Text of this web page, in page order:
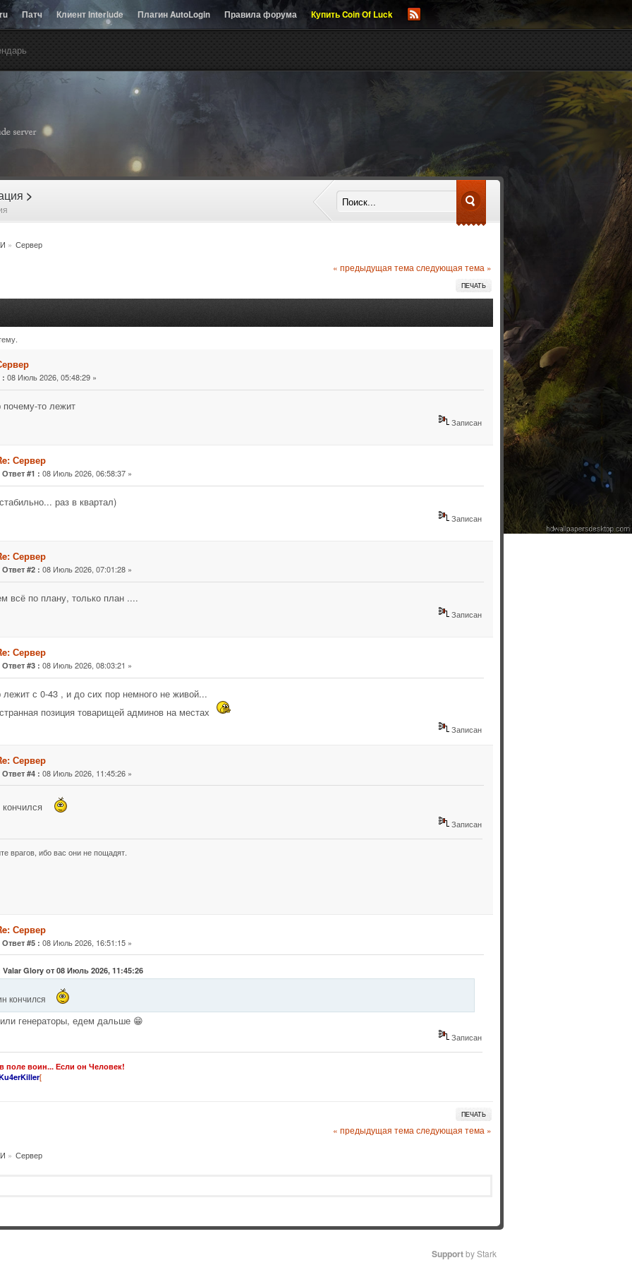
Патч Клиент Interlude Плагин AutoLogin Правила форума Купить Coin Of Luck
>
» Сервер
« предыдущая тема следующая тема »
ПЕЧАТЬ
: 08 Июль 2026, 05:48:29 »
почему-то лежит
Записан
Сервер
Ответ #1 : 08 Июль 2026, 06:58:37 »
раз в квартал)
Записан
Сервер
Ответ #2 : 08 Июль 2026, 07:01:28 »
всё по плану, только план ....
Записан
Сервер
Ответ #3 : 08 Июль 2026, 08:03:21 »
лежит с 0-43 , и до сих пор немного не живой...
позиция товарищей админов на местах
Записан
Сервер
Ответ #4 : 08 Июль 2026, 11:45:26 »
Записан
врагов, ибо вас они не пощадят.
Сервер
Ответ #5 : 08 Июль 2026, 16:51:15 »
Valar Glory от 08 Июль 2026, 11:45:26
кончился
генераторы, едем дальше 😁
Записан
поле воин... Если он Человек!
[
ПЕЧАТЬ
« предыдущая тема следующая тема »
» Сервер
Supportby Stark